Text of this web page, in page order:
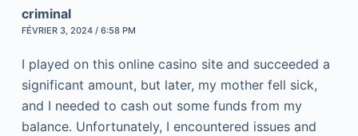
criminal
FÉVRIER 3, 2024 / 6:58 PM
I played on this online casino site and succeeded a
significant amount, but later, my mother fell sick,
and I needed to cash out some funds from my
balance. Unfortunately, I encountered issues and